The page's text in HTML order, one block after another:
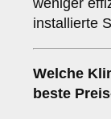
weniger
installierte
Welche
beste